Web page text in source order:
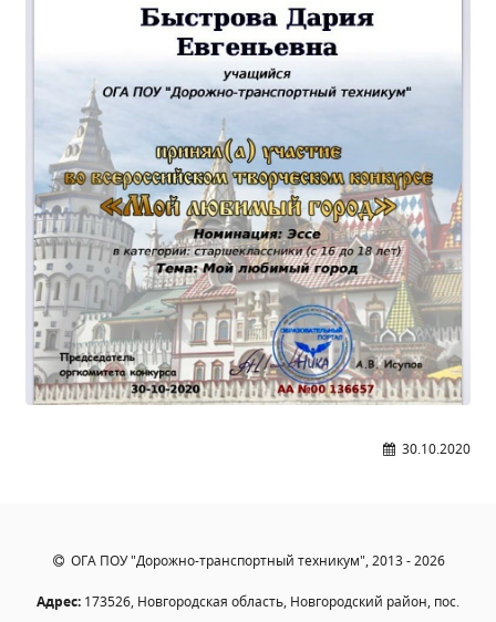
Организация питания в образовательной
УЧЕБНАЯ РАБОТА
Расписание занятий
Заочное отделение
Локальные акты
ВОСПИТАТЕЛЬНАЯ РАБОТА
Безопасность на железной дороге
ГТО
Дополнительное образование
Информационная безопасность
Противодействие терроризму
Работа педагога-психолога
30.10.2020
ОГА ПОУ "Дорожно-транспортный техникум", 2013 - 2026
Адрес: 173526, Новгородская область, Новгородский район, пос.